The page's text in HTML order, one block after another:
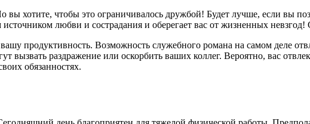
хотите, чтобы это ограничивалось дружбой! Будет лучше, если вы
источником любви и сострадания и оберегает вас от жизненных
продуктивность. Возможность служебного романа на самом деле
вызвать раздражение или оскорбить ваших коллег. Вероятно, вас
обязанностях.